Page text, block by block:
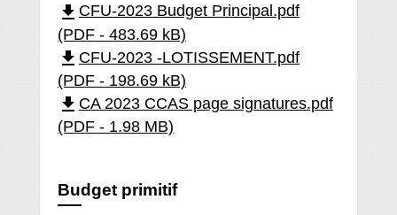
file_download CFU-2023 Budget Principal.pdf
(PDF - 483.69 kB)
file_download CFU-2023 -LOTISSEMENT.pdf
(PDF - 198.69 kB)
file_download CA 2023 CCAS page signatures.pdf
(PDF - 1.98 MB)
Budget primitif